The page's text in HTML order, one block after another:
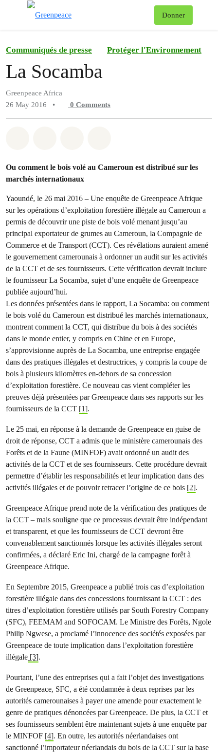
Donner
Communiqués de presse Protéger l'Environnement
La Socamba
Greenpeace Africa
26 May 2016
• 0 Comments
Ou comment le bois volé au Cameroun est distribué sur les
marchés internationaux
Yaoundé, le 26 mai 2016 – Une enquête de Greenpeace Afrique
sur les opérations d’exploitation forestière illégale au Cameroun a
permis de découvrir une piste de bois volé menant jusqu’au
principal exportateur de grumes au Cameroun, la Compagnie de
Commerce et de Transport (CCT). Ces révélations auraient amené
le gouvernement camerounais à ordonner un audit sur les activités
de la CCT et de ses fournisseurs. Cette vérification devrait inclure
le fournisseur La Socamba, sujet d’une enquête de Greenpeace
publiée aujourd’hui.
Les données présentées dans le rapport, La Socamba: ou comment
le bois volé du Cameroun est distribué les marchés internationaux,
montrent comment la CCT, qui distribue du bois à des sociétés
dans le monde entier, y compris en Chine et en Europe,
s’approvisionne auprès de La Socamba, une entreprise engagée
dans des pratiques illégales et destructrices, y compris la coupe de
bois à plusieurs kilomètres en-dehors de sa concession
d’exploitation forestière. Ce nouveau cas vient compléter les
preuves déjà présentées par Greenpeace dans ses rapports sur les
fournisseurs de la CCT [1].
Le 25 mai, en réponse à la demande de Greenpeace en guise de
droit de réponse, CCT a admis que le ministère camerounais des
Forêts et de la Faune (MINFOF) avait ordonné un audit des
activités de la CCT et de ses fournisseurs. Cette procédure devrait
permettre d’établir les responsabilités et leur implication dans des
activités illégales et de pouvoir retracer l’origine de ce bois [2].
Greenpeace Afrique prend note de la vérification des pratiques de
la CCT – mais souligne que ce processus devrait être indépendant
et transparent, et que les fournisseurs de CCT devront être
convenablement sanctionnés lorsque les activités illégales seront
confirmées, a déclaré Eric Ini, chargé de la campagne forêt à
Greenpeace Afrique.
En Septembre 2015, Greenpeace a publié trois cas d’exploitation
forestière illégale dans des concessions fournissant la CCT : des
titres d’exploitation forestière utilisés par South Forestry Company
(SFC), FEEMAM and SOFOCAM. Le Ministre des Forêts, Ngole
Philip Ngwese, a proclamé l’innocence des sociétés exposées par
Greenpeace de toute implication dans l’exploitation forestière
illégale [3].
Pourtant, l’une des entreprises qui a fait l’objet des investigations
de Greenpeace, SFC, a été condamnée à deux reprises par les
autorités camerounaises à payer une amende pour exactement le
genre de pratiques dénoncées par Greenpeace. De plus, la CCT et
ses fournisseurs semblent être maintenant sujets à une enquête par
le MINFOF [4]. En outre, les autorités néerlandaises ont
sanctionné l’importateur néerlandais du bois de la CCT sur la base